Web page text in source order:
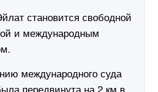
становится свободной
и международным
международного суда
передвинута на 2 км в